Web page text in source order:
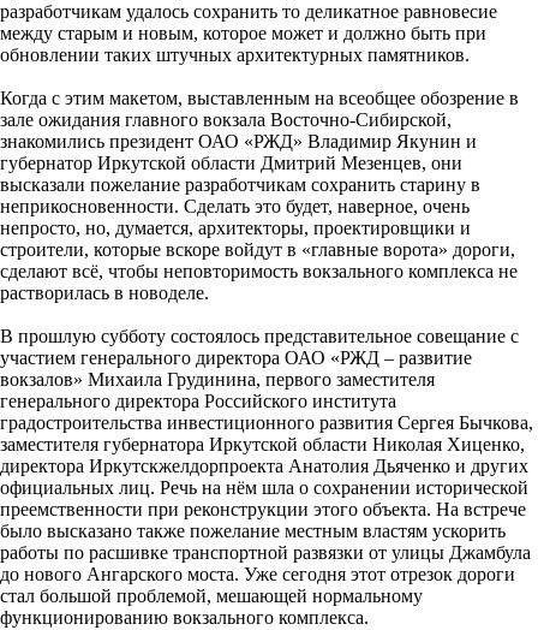
разработчикам удалось сохранить то деликатное равновесие
между старым и новым, которое может и должно быть при
обновлении таких штучных архитектурных памятников.
Когда с этим макетом, выставленным на всеобщее обозрение в
зале ожидания главного вокзала Восточно-Сибирской,
знакомились президент ОАО «РЖД» Владимир Якунин и
губернатор Иркутской области Дмитрий Мезенцев, они
высказали пожелание разработчикам сохранить старину в
неприкосновенности. Сделать это будет, наверное, очень
непросто, но, думается, архитекторы, проектировщики и
строители, которые вскоре войдут в «главные ворота» дороги,
сделают всё, чтобы неповторимость вокзального комплекса не
растворилась в новоделе.
В прошлую субботу состоялось представительное совещание с
участием генерального директора ОАО «РЖД – развитие
вокзалов» Михаила Грудинина, первого заместителя
генерального директора Российского института
градостроительства инвестиционного развития Сергея Бычкова,
заместителя губернатора Иркутской области Николая Хиценко,
директора Иркутскжелдорпроекта Анатолия Дьяченко и других
официальных лиц. Речь на нём шла о сохранении исторической
преемственности при реконструкции этого объекта. На встрече
было высказано также пожелание местным властям ускорить
работы по расшивке транспортной развязки от улицы Джамбула
до нового Ангарского моста. Уже сегодня этот отрезок дороги
стал большой проблемой, мешающей нормальному
функционированию вокзального комплекса.